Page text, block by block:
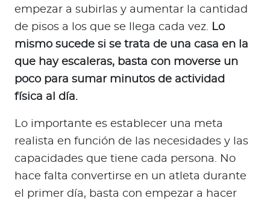
empezar a subirlas y aumentar la cantidad
de pisos a los que se llega cada vez. Lo
mismo sucede si se trata de una casa en la
que hay escaleras, basta con moverse un
poco para sumar minutos de actividad
física al día.
Lo importante es establecer una meta
realista en función de las necesidades y las
capacidades que tiene cada persona. No
hace falta convertirse en un atleta durante
el primer día, basta con empezar a hacer